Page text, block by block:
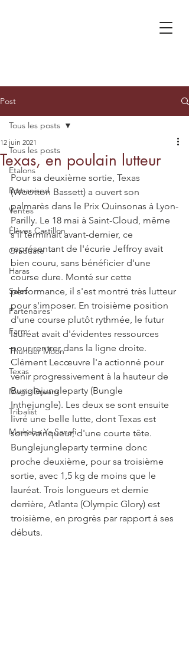
Post
Tous les posts
Etalons
Romanised
Ventes
Élèves Castillon
Graduate
Haras
Sales
Partenaires
Farm
Thunder Moon
Texas
Magic Dream
Tribalist
Marhaba Ya Sanafi
Tous les posts
Texas, en poulain lutteur
12 juin 2021
Pour sa deuxième sortie, Texas
(Wootton Bassett) a ouvert son
palmarès dans le Prix Quinsonas à Lyon-
Parilly. Le 18 mai à Saint-Cloud, même
s'il terminait avant-dernier, ce
représentant de l'écurie Jeffroy avait
bien couru, sans bénéficier d'une
course dure. Monté sur cette
performance, il s'est montré très lutteur
pour s'imposer. En troisième position
d'une course plutôt rythmée, le futur
lauréat avait d'évidentes ressources
pour rentrer dans la ligne droite.
Clément Lecœuvre l'a actionné pour
venir progressivement à la hauteur de
Bunglejungleparty (Bungle
Inthejungle). Les deux se sont ensuite
livré une belle lutte, dont Texas est
sorti vainqueur, d'une courte tête.
Bunglejungleparty termine donc
proche deuxième, pour sa troisième
sortie, avec 1,5 kg de moins que le
lauréat. Trois longueurs et demie
derrière, Atlanta (Olympic Glory) est
troisième, en progrès par rapport à ses
débuts.